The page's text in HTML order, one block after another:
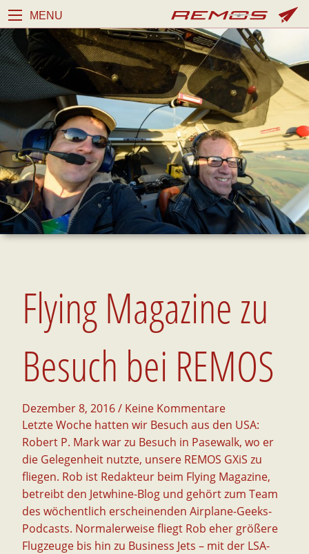
MENU
Flying Magazine zu
Besuch bei REMOS
Dezember 8, 2016/ Keine Kommentare
Letzte Woche hatten wir Besuch aus den USA:
Robert P. Mark war zu Besuch in Pasewalk, wo er
die Gelegenheit nutzte, unsere REMOS GXiS zu
fliegen. Rob ist Redakteur beim Flying Magazine,
betreibt den Jetwhine-Blog und gehört zum Team
des wöchentlich erscheinenden Airplane-Geeks-
Podcasts. Normalerweise fliegt Rob eher größere
Flugzeuge bis hin zu Business Jets – mit der LSA-